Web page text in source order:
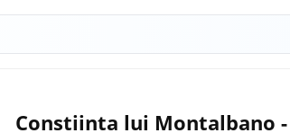
Constiinta lui Montalbano